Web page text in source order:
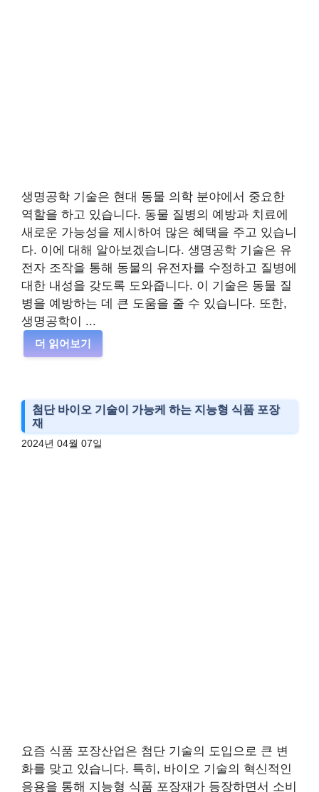
생명공학 기술은 현대 동물 의학 분야에서 중요한
역할을 하고 있습니다. 동물 질병의 예방과 치료에
새로운 가능성을 제시하여 많은 혜택을 주고 있습니
다. 이에 대해 알아보겠습니다. 생명공학 기술은 유
전자 조작을 통해 동물의 유전자를 수정하고 질병에
대한 내성을 갖도록 도와줍니다. 이 기술은 동물 질
병을 예방하는 데 큰 도움을 줄 수 있습니다. 또한,
생명공학이 ...
더 읽어보기
첨단 바이오 기술이 가능케 하는 지능형 식품 포장
재
2024년 04월 07일
요즘 식품 포장산업은 첨단 기술의 도입으로 큰 변
화를 맞고 있습니다. 특히, 바이오 기술의 혁신적인
응용을 통해 지능형 식품 포장재가 등장하면서 소비